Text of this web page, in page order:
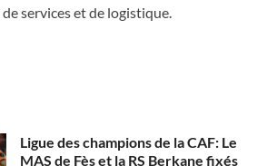
services et de logistique.
Ligue des champions de la CAF: Le
MAS de Fès et la RS Berkane fixés